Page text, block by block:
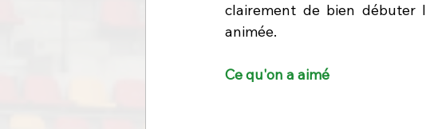
clairement de bien débuter
animée.
Ce qu'on a aimé